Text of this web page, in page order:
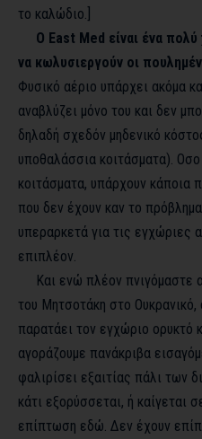
το καλώδιο.]
Ο East Med είναι ένα
να κωλυσιεργούν οι
Φυσικό αέριο υπάρχει ακόμα
αναβλύζει μόνο του και δεν
δηλαδή σχεδόν μηδενικό
υποθαλάσσια κοιτάσματα).
κοιτάσματα, υπάρχουν κάποια
που δεν έχουν καν το πρόβλημα
υπεραρκετά για τις εγχώριες
επιπλέον.
Και ενώ πλέον πνιγόμαστε
του Μητσοτάκη στο
παρατάει τον εγχώριο ορυκτό
αγοράζουμε πανάκριβα
φαλιρίσει εξαιτίας πάλι των
κάτι εξορύσσεται, ή καίγεται
επίπτωση εδώ. Δεν έχουν